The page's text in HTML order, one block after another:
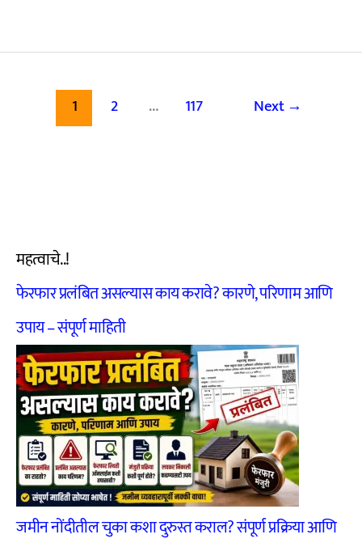
न
आणि
उपाय
1 2 … 117 Next→
महत्वाचे..!
फेरफार प्रलंबित असल्यास काय करावे? कारणे, परिणाम आणि
उपाय – संपूर्ण माहिती
जमीन नोंदीतील चुका कशा दुरुस्त कराल? संपूर्ण प्रक्रिया आणि